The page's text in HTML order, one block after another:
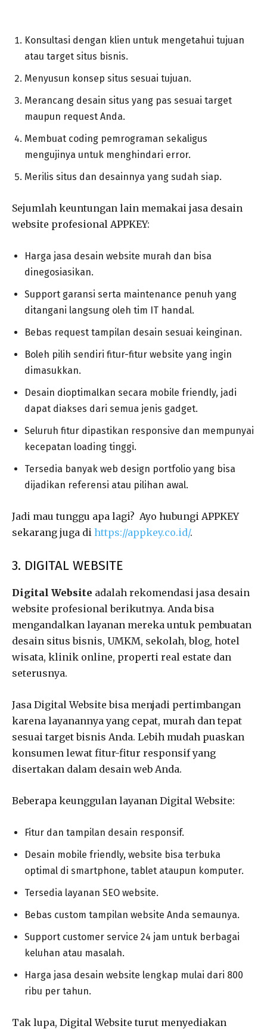
Konsultasi dengan klien untuk mengetahui tujuan
atau target situs bisnis.
Menyusun konsep situs sesuai tujuan.
Merancang desain situs yang pas sesuai target
maupun request Anda.
Membuat coding pemrograman sekaligus
mengujinya untuk menghindari error.
Merilis situs dan desainnya yang sudah siap.
Sejumlah keuntungan lain memakai jasa desain
website profesional APPKEY:
Harga jasa desain website murah dan bisa
dinegosiasikan.
Support garansi serta maintenance penuh yang
ditangani langsung oleh tim IT handal.
Bebas request tampilan desain sesuai keinginan.
Boleh pilih sendiri fitur-fitur website yang ingin
dimasukkan.
Desain dioptimalkan secara mobile friendly, jadi
dapat diakses dari semua jenis gadget.
Seluruh fitur dipastikan responsive dan mempunyai
kecepatan loading tinggi.
Tersedia banyak web design portfolio yang bisa
dijadikan referensi atau pilihan awal.
Jadi mau tunggu apa lagi? Ayo hubungi APPKEY
sekarang juga di https://appkey.co.id/.
3. DIGITAL WEBSITE
Digital Website adalah rekomendasi jasa desain
website profesional berikutnya. Anda bisa
mengandalkan layanan mereka untuk pembuatan
desain situs bisnis, UMKM, sekolah, blog, hotel
wisata, klinik online, properti real estate dan
seterusnya.
Jasa Digital Website bisa menjadi pertimbangan
karena layanannya yang cepat, murah dan tepat
sesuai target bisnis Anda. Lebih mudah puaskan
konsumen lewat fitur-fitur responsif yang
disertakan dalam desain web Anda.
Beberapa keunggulan layanan Digital Website:
Fitur dan tampilan desain responsif.
Desain mobile friendly, website bisa terbuka
optimal di smartphone, tablet ataupun komputer.
Tersedia layanan SEO website.
Bebas custom tampilan website Anda semaunya.
Support customer service 24 jam untuk berbagai
keluhan atau masalah.
Harga jasa desain website lengkap mulai dari 800
ribu per tahun.
Tak lupa, Digital Website turut menyediakan